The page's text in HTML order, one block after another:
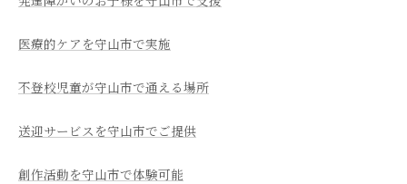
医療的ケアを守山市で実施
不登校児童が守山市で通える場所
送迎サービスを守山市でご提供
創作活動を守山市で体験可能